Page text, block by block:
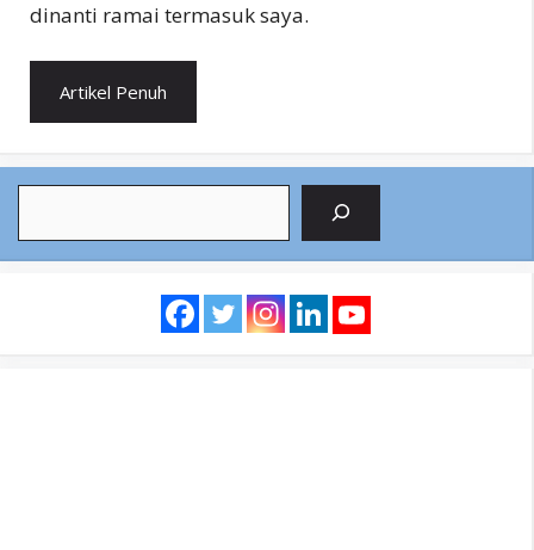
dinanti ramai termasuk saya.
Artikel Penuh